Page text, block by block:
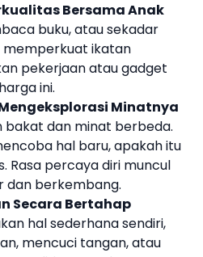
Bersama Anak
buku, atau sekadar
ikatan
pekerjaan atau gadget
ini.
Minatnya
bakat dan minat berbeda.
hal baru, apakah itu
Rasa percaya diri muncul
dan berkembang.
Secara Bertahap
hal sederhana sendiri,
mencuci tangan, atau